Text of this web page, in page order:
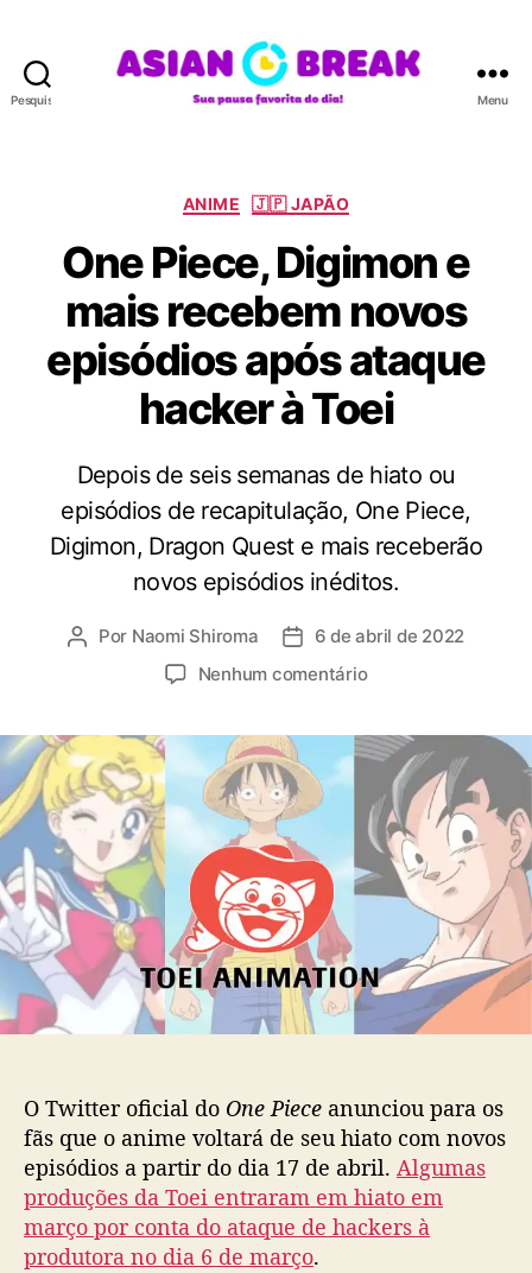
Pesquisar
A
B
R
E
A
K
Menu
C
e
g
o
r
i
a
ANIME 🇯🇵 JAPÃO
One Piece, Digimon e
mais recebem novos
episódios após ataque
hacker à Toei
Depois de seis semanas de hiato ou
episódios de recapitulação, One Piece,
Digimon, Dragon Quest e mais receberão
novos episódios inéditos.
A
r
d
o
p
s
t
Por Naomi Shiroma
D
d
e
p
u
b
i
c
a
ç
o
6 de abril de 2022
Nenhum comentárioe
n
P
i
e
c
i
g
i
n
e
m
a
i
O Twitter oficial do One Piece anunciou para os
fãs que o anime voltará de seu hiato com novos
episódios a partir do dia 17 de abril. Algumas
produções da Toei entraram em hiato em
março por conta do ataque de hackers à
produtora no dia 6 de março.